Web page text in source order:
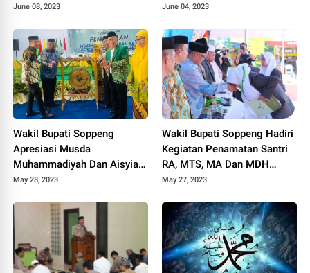
Jamaah Masjid Al-Muhajirin
June 08, 2023
Bupati Soppeng
June 04, 2023
Wakil Bupati Soppeng
Apresiasi Musda
Muhammadiyah Dan Aisyiah
Ke 11
May 28, 2023
Wakil Bupati Soppeng Hadiri
Kegiatan Penamatan Santri
RA, MTS, MA Dan MDH
Ponpes Yasrib
May 27, 2023